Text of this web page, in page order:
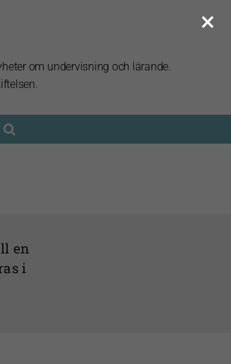
om undervisning och lärande.
en
i
×